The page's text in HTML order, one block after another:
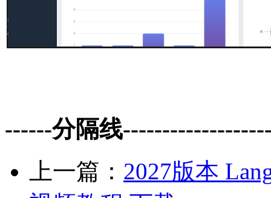
------分隔线
上一篇： 2027版本